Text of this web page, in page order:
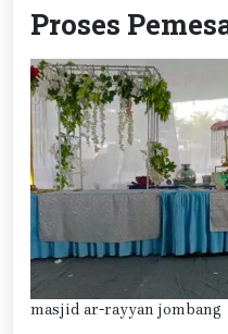
Proses
masjid ar-rayyan jombang